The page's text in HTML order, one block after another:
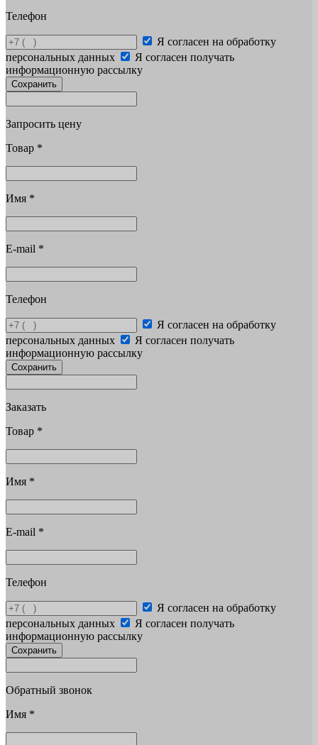
Телефон
Я согласен на обработку
персональных данных
Я согласен получать
информационную рассылку
Сохранить
Запросить цену
Товар *
Имя *
E-mail *
Телефон
Я согласен на обработку
персональных данных
Я согласен получать
информационную рассылку
Сохранить
Заказать
Товар *
Имя *
E-mail *
Телефон
Я согласен на обработку
персональных данных
Я согласен получать
информационную рассылку
Сохранить
Обратный звонок
Имя *